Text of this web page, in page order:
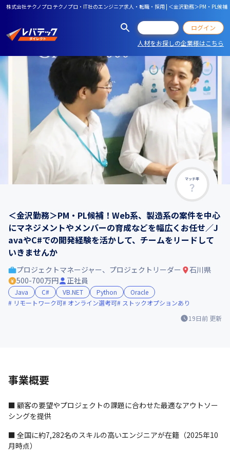
株式会社テクノプロ テクノプロ・IT社のエンジニア求人・転職・採用 | ＜金沢勤務＞PM・PL
ログイン
人材をお探しの企業様はこちら
マッチ率
＜金沢勤務＞PM・PL候補！Web系、製造系の案件を中心
にマネジメントやメンバーの育成などを幅広くお任せ／J
avaやC#での開発経験を活かして、チームをリードして
いきませんか
19日前 更新
プロジェクトマネージャー、プロジェクトリーダー
石川県
500-700万円
正社員
Java C# VB.NET Python
Oracle
リモートワーク可
オンライン選考可 ストックオプションあり
事業概要
■ 顧客の要望やプロジェクトの課題に合わせた最適なアウトソー
シングを提供
■ 全国に約7,282名のスキルの高いエンジニアが在籍（2025年10
月時点）